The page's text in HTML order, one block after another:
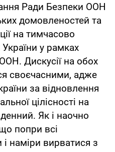
Ради Безпеки ООН
домовленостей та
на тимчасово
у рамках
Дискусії на обох
своєчасними, адже
за відновлення
цілісності на
Як і наочно
попри всі
наміри вирватися з